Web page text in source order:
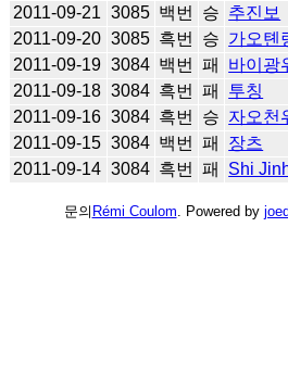
2011-09-21 3085 백번 승 추진보
2011-09-20 3085 흑번 승 가오톈
2011-09-19 3084 백번 패 바이광
2011-09-18 3084 흑번 패 투칭
2011-09-16 3084 흑번 승 자오천
2011-09-15 3084 백번 패 장츠
2011-09-14 3084 흑번 패 Shi
문의 Rémi Coulom . Powered by